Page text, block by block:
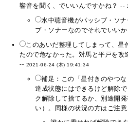
響音を聞く、でいいんですかね？ --
水中聴音機がパッシブ・ソ
ブ・ソナーなのでそれでいい
このあいだ整理してしまって、星
たので危なかった。対馬と平戸を改
-- 2021-06-24 (木) 19:41:34
補足：この「星付きのやつ
達成状態にはできるけど解除
ク解除して捨てるか、別途開
い）。同様の状況の方はご注